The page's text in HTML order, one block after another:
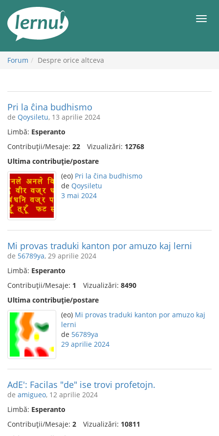
conținut
Forum Despre orice altceva
Pri la ĉina budhismo
de Qoysiletu, 13 aprilie 2024
Limbă: Esperanto
Contribuții/Mesaje: 22 Vizualizări: 12768
Ultima contribuție/postare
(eo) Pri la ĉina budhismo
de Qoysiletu
3 mai 2024
Mi provas traduki kanton por amuzo kaj lerni
de 56789ya, 29 aprilie 2024
Limbă: Esperanto
Contribuții/Mesaje: 1 Vizualizări: 8490
Ultima contribuție/postare
(eo) Mi provas traduki kanton por amuzo kaj
lerni
de 56789ya
29 aprilie 2024
AdE': Facilas "de" ise trovi profetojn.
de amigueo, 12 aprilie 2024
Limbă: Esperanto
Contribuții/Mesaje: 2 Vizualizări: 10811